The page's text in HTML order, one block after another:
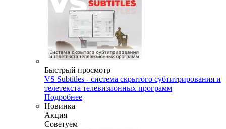
Быстрый просмотр
VS Subtitles - система скрытого субтитрирования и
телетекста телевизионных программ
Подробнее
Новинка
Акция
Советуем